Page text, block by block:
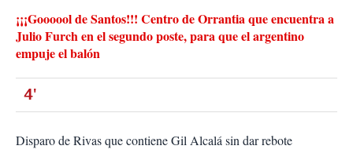
¡¡¡Goooool de Santos!!! Centro de Orrantia que encuentra a
Julio Furch en el segundo poste, para que el argentino
empuje el balón
4'
Disparo de Rivas que contiene Gil Alcalá sin dar rebote